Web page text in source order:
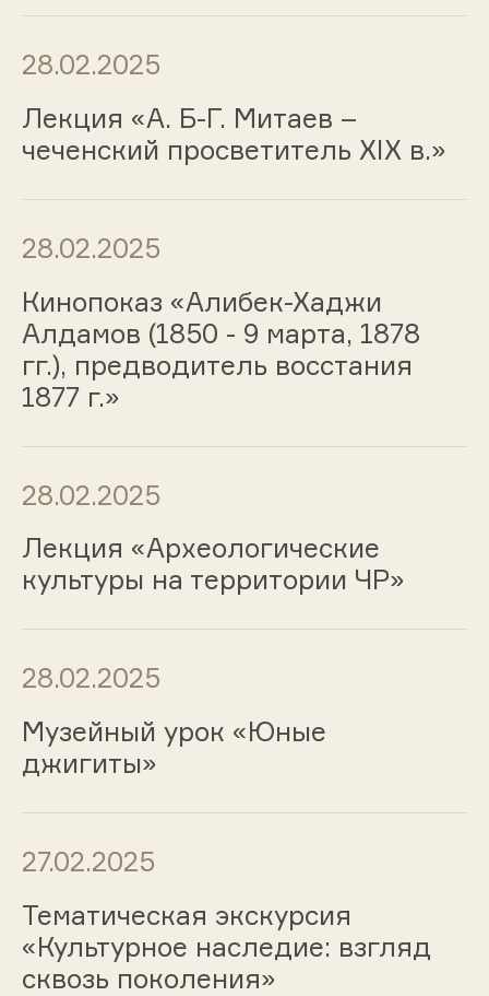
28.02.2025
Лекция «А. Б-Г. Митаев –
чеченский просветитель XIX в.»
28.02.2025
Кинопоказ «Алибек-Хаджи
Алдамов (1850 - 9 марта, 1878
гг.), предводитель восстания
1877 г.»
28.02.2025
Лекция «Археологические
культуры на территории ЧР»
28.02.2025
Музейный урок «Юные
джигиты»
27.02.2025
Тематическая экскурсия
«Культурное наследие: взгляд
сквозь поколения»